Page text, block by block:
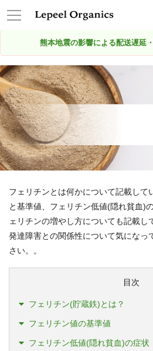
熊本地震の影響による配送遅延
フェリチンとは何かについて記載して
と基準値、フェリチン低値(隠れ貧血)
ェリチンの増やし方についても記載し
発達障害との関係性について気になっ
さい。。
目次
フェリチン(貯蔵鉄)とは？
フェリチン値の基準値
フェリチン低値(隠れ貧血)の症状